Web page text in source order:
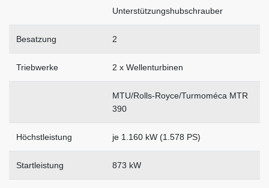
Unterstützungshubschrauber
Besatzung 2
Triebwerke 2 x Wellenturbinen
MTU/Rolls-Royce/Turmoméca MTR
390
Höchstleistung je 1.160 kW (1.578 PS)
Startleistung 873 kW